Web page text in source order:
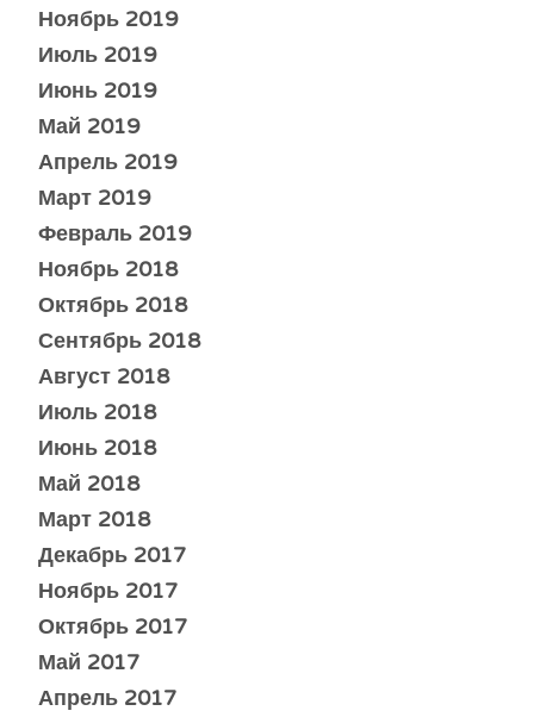
Ноябрь 2019
Июль 2019
Июнь 2019
Май 2019
Апрель 2019
Март 2019
Февраль 2019
Ноябрь 2018
Октябрь 2018
Сентябрь 2018
Август 2018
Июль 2018
Июнь 2018
Май 2018
Март 2018
Декабрь 2017
Ноябрь 2017
Октябрь 2017
Май 2017
Апрель 2017